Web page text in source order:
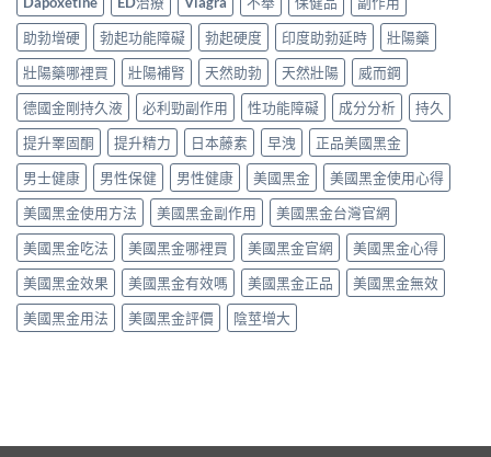
助勃增硬
勃起功能障礙 勃起硬度 印度助勃延時
壯陽藥
壯陽藥哪裡買
壯陽補腎 天然助勃 天然壯陽
威而鋼
德國金剛持久液
必利勁副作用 性功能障礙 成分分析
持久
提升睪固酮
提升精力 日本藤素 早洩
正品美國黑金
男士健康
男性保健 男性健康 美國黑金
美國黑金使用心得
美國黑金使用方法
美國黑金副作用
美國黑金台灣官網
美國黑金吃法
美國黑金哪裡買 美國黑金官網
美國黑金心得
美國黑金效果
美國黑金有效嗎 美國黑金正品
美國黑金無效
美國黑金用法
美國黑金評價 陰莖增大